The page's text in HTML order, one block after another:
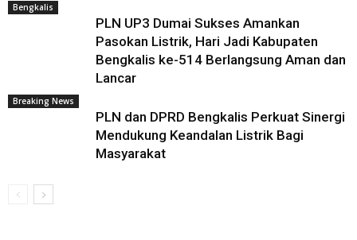
Bengkalis
PLN UP3 Dumai Sukses Amankan
Pasokan Listrik, Hari Jadi Kabupaten
Bengkalis ke-514 Berlangsung Aman dan
Lancar
Breaking News
PLN dan DPRD Bengkalis Perkuat Sinergi
Mendukung Keandalan Listrik Bagi
Masyarakat